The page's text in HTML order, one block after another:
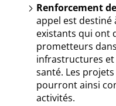
Renforcement
appel est
existants qui ont
prometteurs
infrastructures et
santé. Les
pourront ainsi
activités.